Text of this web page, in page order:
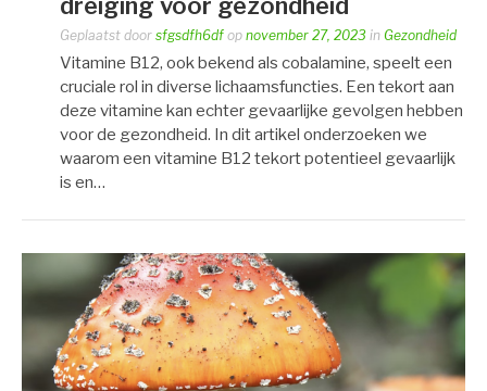
dreiging voor gezondheid
Geplaatst door sfgsdfh6df op november 27, 2023 in Gezondheid
Vitamine B12, ook bekend als cobalamine, speelt een
cruciale rol in diverse lichaamsfuncties. Een tekort aan
deze vitamine kan echter gevaarlijke gevolgen hebben
voor de gezondheid. In dit artikel onderzoeken we
waarom een vitamine B12 tekort potentieel gevaarlijk
is en…